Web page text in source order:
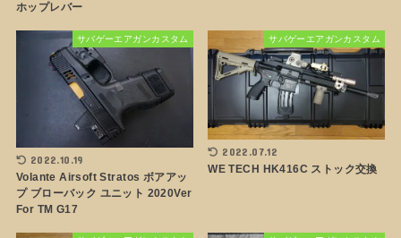
ホップレバー
サバゲーエアガンカスタム
2022.10.19
Volante Airsoft Stratos ボアアッ
プ ブローバック ユニット 2020Ver
For TM G17
サバゲーエアガンカスタム
2022.07.12
WE TECH HK416C ストック交換